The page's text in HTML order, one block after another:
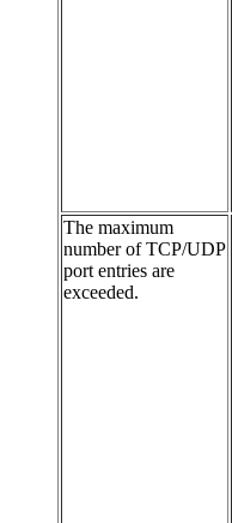
The maximum
number of TCP/UDP
port entries are
exceeded.